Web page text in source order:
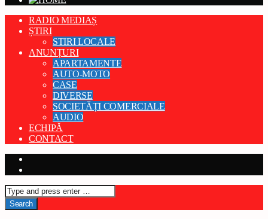
RADIO MEDIAȘ
ȘTIRI
STIRI LOCALE
ANUNȚURI
APARTAMENTE
AUTO-MOTO
CASE
DIVERSE
SOCIETĂȚI COMERCIALE
AUDIO
ECHIPĂ
CONTACT